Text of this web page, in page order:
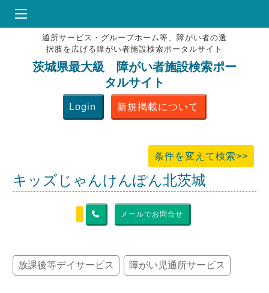
HOME
♥お気にりブックマーク
掲載会員MENU
よくある質問
通所サービス・グループホーム等、障がい者の選
択肢を広げる障がい者施設検索ポータルサイト
茨城県最大級 障がい者施設検索ポー
タルサイト
Login 新規掲載について
条件を変えて検索>>
キッズじゃんけんぽん北茨城
メールでお問合せ
放課後等デイサービス 障がい児通所サービス